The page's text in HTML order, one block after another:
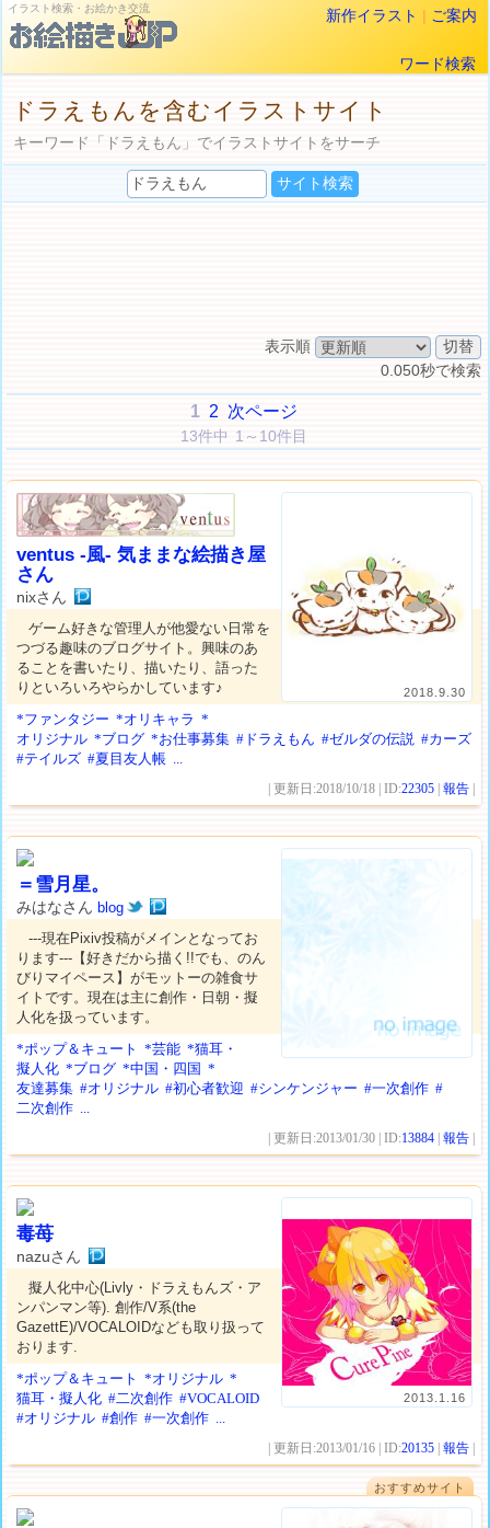
イラスト検索・お絵かき交流 新作イラスト | ご案内
ワード検索
ドラえもんを含むイラストサイト
キーワード「ドラえもん」でイラストサイトをサーチ
表示順
0.050秒で検索
1 2 次ページ
13件中 1～10件目
2018.9.30
ventus -風- 気ままな絵描き屋
さん
nixさん
ゲーム好きな管理人が他愛ない日常を
つづる趣味のブログサイト。興味のあ
ることを書いたり、描いたり、語った
りといろいろやらかしています♪
*ファンタジー *オリキャラ *
オリジナル *ブログ *お仕事募集 #ドラえもん #ゼルダの伝説 #カーズ
#テイルズ #夏目友人帳 ...
| 更新日:2018/10/18 | ID:22305 |報告
＝雪月星。
みはなさんblog
---現在Pixiv投稿がメインとなってお
ります---【好きだから描く!!でも、のん
びりマイペース】がモットーの雑食サ
イトです。現在は主に創作・日朝・擬
人化を扱っています。
*ポップ＆キュート
*芸能 *猫耳・
擬人化 *ブログ *中国・四国 *
友達募集 #オリジナル #初心者歓迎 #シンケンジャー #一次創作 #
二次創作 ...
| 更新日:2013/01/30 | ID:13884 |報告
2013.1.16
毒苺
nazuさん
擬人化中心(Livly・ドラえもんズ・ア
ンパンマン等). 創作/V系(the
GazettE)/VOCALOIDなども取り扱って
おります.
*ポップ＆キュート
*オリジナル *
猫耳・擬人化 #二次創作 #VOCALOID
#オリジナル #創作 #一次創作 ...
| 更新日:2013/01/16 | ID:20135 |報告
おすすめサイト